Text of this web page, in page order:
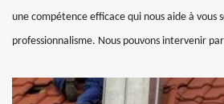
une compétence efficace qui nous aide à vous
professionnalisme. Nous pouvons intervenir